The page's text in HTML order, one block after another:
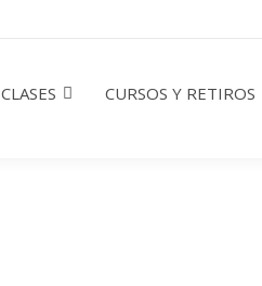
CLASES CURSOS Y RETIROS